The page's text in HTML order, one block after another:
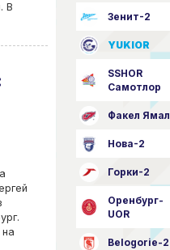
В
Зенит-2
YUKIOR
SSHOR
Самотлор
Факел Ямал
Нова-2
Горки-2
Оренбург-
UOR
Belogorie-2